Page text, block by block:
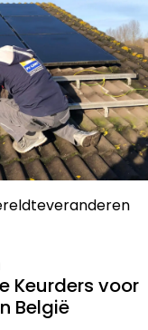
Keurders voor
België